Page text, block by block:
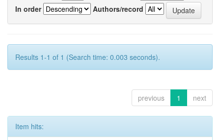
In order
Authors/record
Results 1-1 of 1 (Search time: 0.003 seconds).
previous 1 next
Item hits: